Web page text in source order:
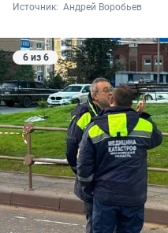
Источник: Андрей Воробьев
6 из 6